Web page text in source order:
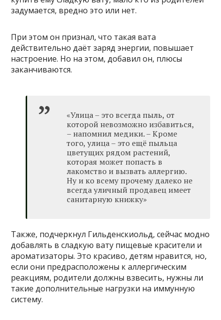
задумается, вредно это или нет.
При этом он признал, что такая вата
действительно даёт заряд энергии, повышает
настроение. Но на этом, добавил он, плюсы
заканчиваются.
«Улица – это всегда пыль, от
которой невозможно избавиться,
– напомнил медики. – Кроме
того, улица – это ещё пыльца
цветущих рядом растений,
которая может попасть в
лакомство и вызвать аллергию.
Ну и ко всему прочему далеко не
всегда уличный продавец имеет
санитарную книжку»
Также, подчеркнул Гильденскиольд, сейчас модно
добавлять в сладкую вату пищевые красители и
ароматизаторы. Это красиво, детям нравится, но,
если они предрасположены к аллергическим
реакциям, родители должны взвесить, нужны ли
такие дополнительные нагрузки на иммунную
систему.